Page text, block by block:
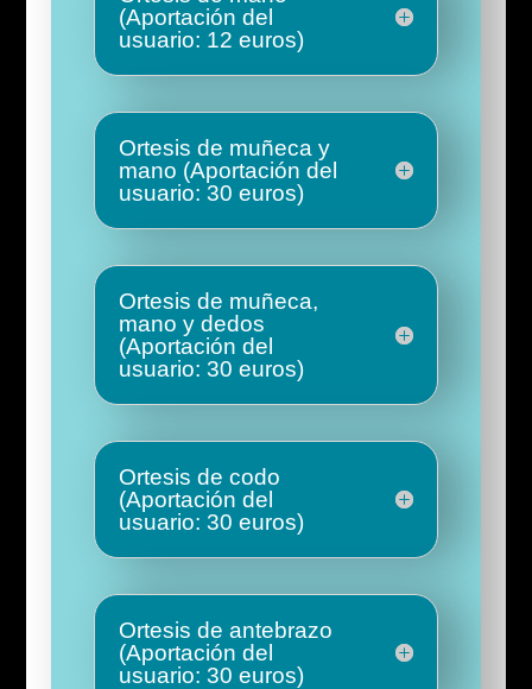
(Aportación del
usuario: 12 euros)
Ortesis de muñeca y
mano (Aportación del
usuario: 30 euros)
Ortesis de muñeca,
mano y dedos
(Aportación del
usuario: 30 euros)
Ortesis de codo
(Aportación del
usuario: 30 euros)
Ortesis de antebrazo
(Aportación del
usuario: 30 euros)